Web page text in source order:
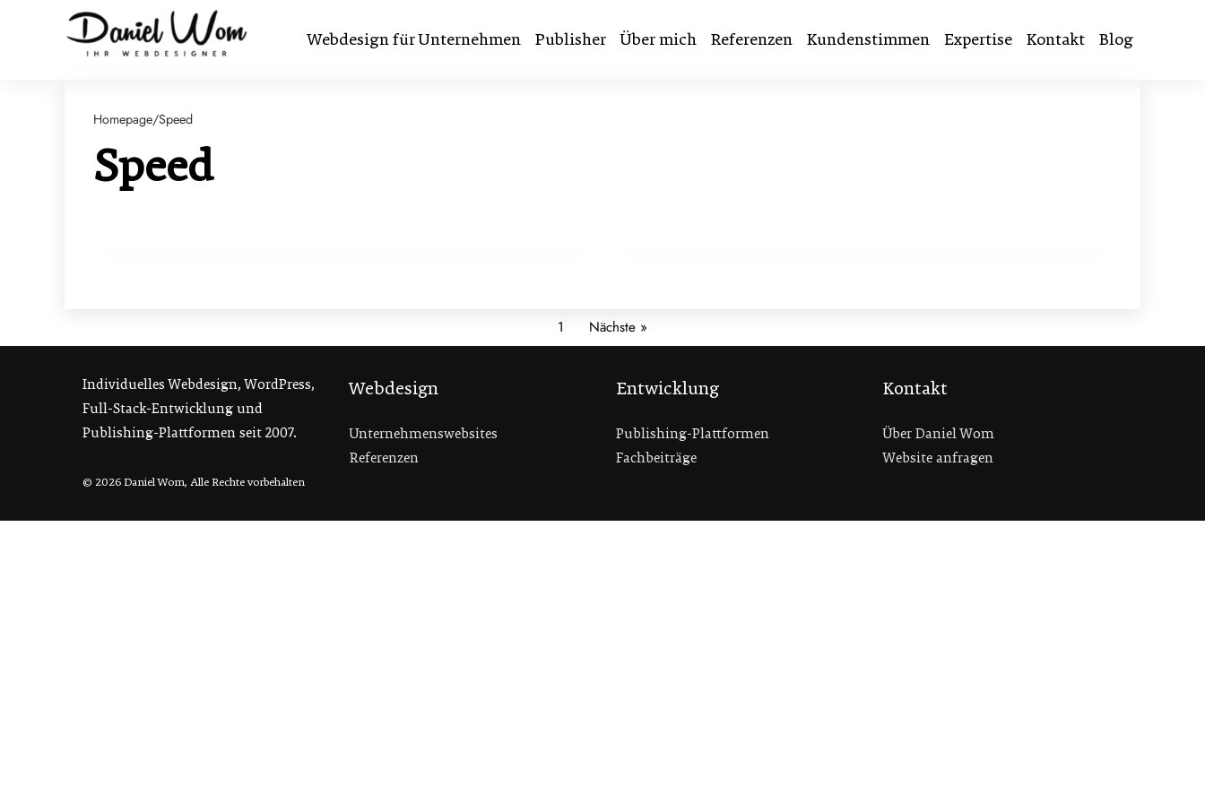
Webdesign für Unternehmen Publisher Über mich Referenzen Kundenstimmen Expertise Kontakt Blog
Homepage/Speed
Speed
12. Januar 2026
Wie optimieren Sie WordPress für maximale Lade-
1 Nächste »
Individuelles Webdesign, WordPress,
Full-Stack-Entwicklung und
Publishing-Plattformen seit 2007.
© 2026 Daniel Wom, Alle Rechte vorbehalten
Webdesign
Unternehmenswebsites
Referenzen
Entwicklung
Publishing-Plattformen
Fachbeiträge
Kontakt
Über Daniel Wom
Website anfragen